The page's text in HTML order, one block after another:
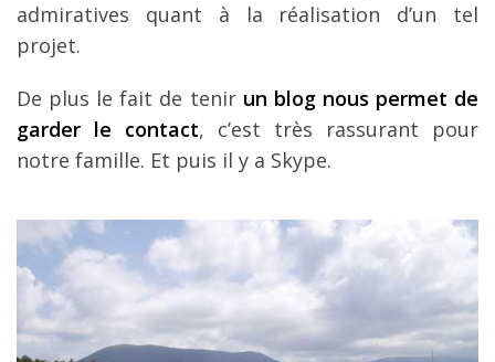
admiratives quant à la réalisation d’un tel
projet.
De plus le fait de tenir un blog nous permet de
garder le contact, c’est très rassurant pour
notre famille. Et puis il y a Skype.